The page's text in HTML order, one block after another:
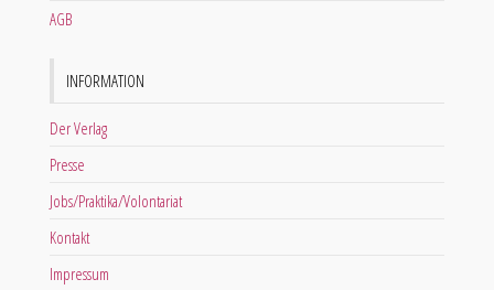
AGB
INFORMATION
Der Verlag
Presse
Jobs/Praktika/Volontariat
Kontakt
Impressum